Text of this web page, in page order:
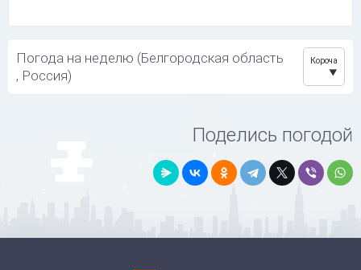
Погода на неделю (Белгородская область
, Россия)
Короча
Поделись погодой